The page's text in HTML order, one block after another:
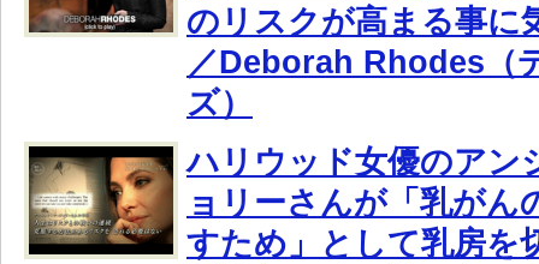
のリスクが高まる事に
／Deborah Rhodes（
ズ）
ハリウッド女優のアン
ョリーさんが「乳がん
すため」として乳房を